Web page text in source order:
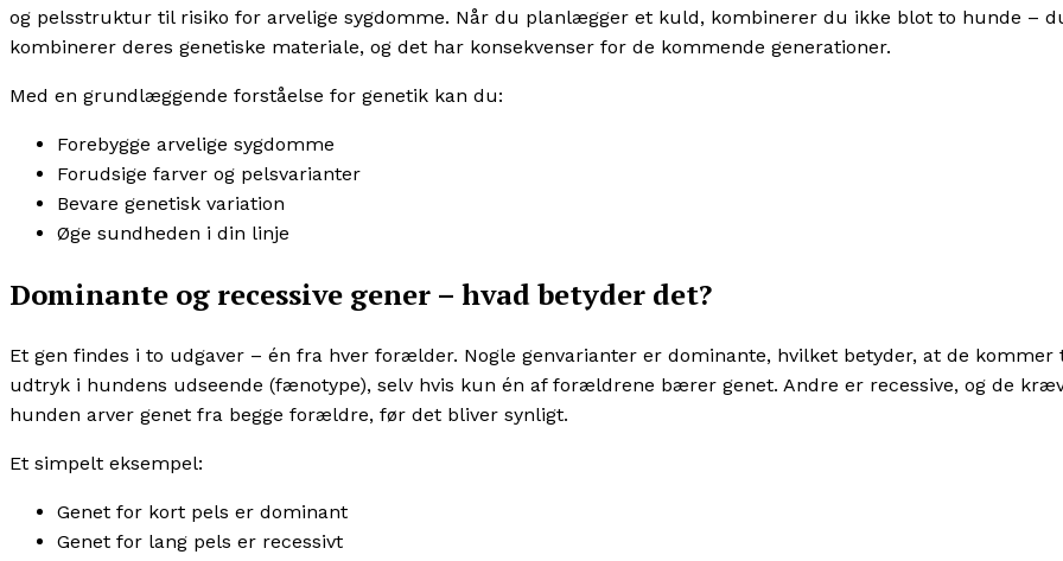
og pelsstruktur til risiko for arvelige sygdomme. Når du planlægger et kuld, kombinerer du ikke blot to hunde –
kombinerer deres genetiske materiale, og det har konsekvenser for de kommende generationer.
Med en grundlæggende forståelse for genetik kan du:
Forebygge arvelige sygdomme
Forudsige farver og pelsvarianter
Bevare genetisk variation
Øge sundheden i din linje
Dominante og recessive gener – hvad betyder det?
Et gen findes i to udgaver – én fra hver forælder. Nogle genvarianter er dominante, hvilket betyder, at de kommer
udtryk i hundens udseende (fænotype), selv hvis kun én af forældrene bærer genet. Andre er recessive, og de
hunden arver genet fra begge forældre, før det bliver synligt.
Et simpelt eksempel:
Genet for kort pels er dominant
Genet for lang pels er recessivt